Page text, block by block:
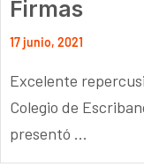
Firmas
17 junio, 2021
Excelente
Colegio de
presentó ...